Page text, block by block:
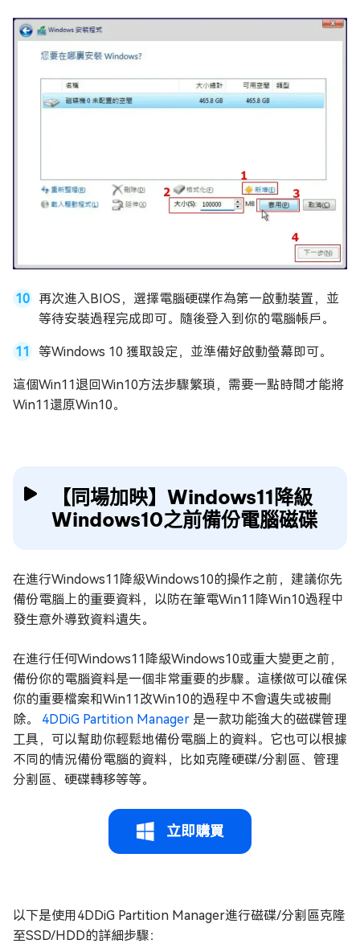
再次進入BIOS，選擇電腦硬碟作為第一啟動裝置，並
等待安裝過程完成即可。隨後登入到你的電腦帳戶。
等Windows 10 獲取設定，並準備好啟動螢幕即可。
這個Win11退回Win10方法步驟繁瑣，需要一點時間才能將
Win11還原Win10。
【同場加映】Windows11降級
Windows10之前備份電腦磁碟
在進行Windows11降級Windows10的操作之前，建議你先
備份電腦上的重要資料，以防在筆電Win11降Win10過程中
發生意外導致資料遺失。
在進行任何Windows11降級Windows10或重大變更之前，
備份你的電腦資料是一個非常重要的步驟。這樣做可以確保
你的重要檔案和Win11改Win10的過程中不會遺失或被刪
除。 4DDiG Partition Manager 是一款功能強大的磁碟管理
工具，可以幫助你輕鬆地備份電腦上的資料。它也可以根據
不同的情況備份電腦的資料，比如克隆硬碟/分割區、管理
分割區、硬碟轉移等等。
立即購買
以下是使用4DDiG Partition Manager進行磁碟/分割區克隆
至SSD/HDD的詳細步驟：